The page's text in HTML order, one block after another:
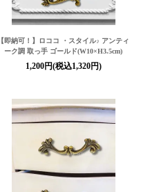
【即納可！】ロココ ・スタイル♪ アンティ
ーク調 取っ手 ゴールド(W10×H3.5cm)
1,200円(税込1,320円)